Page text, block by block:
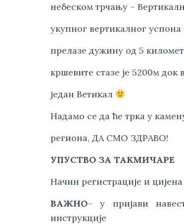
небеском трчању –
укупног вертикалног
прелазе дужину од 5
кршевите стазе је 5200м
један Ветикал
Надамо се да ће трка у
региона, ДА СМО ЗДРАВО!
УПУСТВО ЗА ТАKМИЧАРЕ
Начин регистрације и цијена
ВАЖНО– у пријави
инструкције